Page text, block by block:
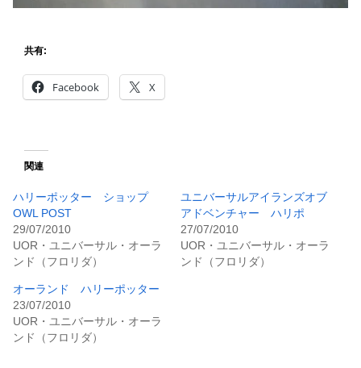
共有:
Facebook X
関連
ハリーポッター ショップ
OWL POST
29/07/2010
UOR・ユニバーサル・オーラ
ンド（フロリダ）
ユニバーサルアイランズオブ
アドベンチャー ハリポ
27/07/2010
UOR・ユニバーサル・オーラ
ンド（フロリダ）
オーランド ハリーポッター
23/07/2010
UOR・ユニバーサル・オーラ
ンド（フロリダ）